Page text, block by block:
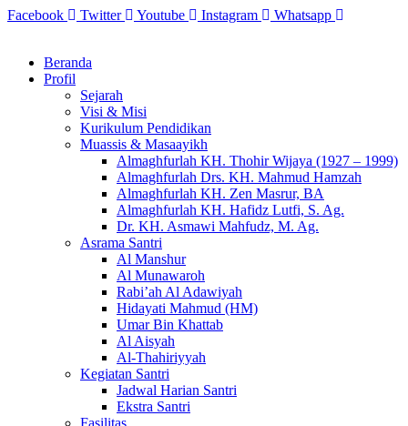
Skip
Facebook Twitter Youtube Instagram Whatsapp
Beranda
Profil
Sejarah
Visi & Misi
Kurikulum Pendidikan
Muassis & Masaayikh
Almaghfurlah KH. Thohir Wijaya (1927 – 1999)
Almaghfurlah Drs. KH. Mahmud Hamzah
Almaghfurlah KH. Zen Masrur, BA
Almaghfurlah KH. Hafidz Lutfi, S. Ag.
Dr. KH. Asmawi Mahfudz, M. Ag.
Asrama Santri
Al Manshur
Al Munawaroh
Rabi’ah Al Adawiyah
Hidayati Mahmud (HM)
Umar Bin Khattab
Al Aisyah
Al-Thahiriyyah
Kegiatan Santri
Jadwal Harian Santri
Ekstra Santri
Fasilitas